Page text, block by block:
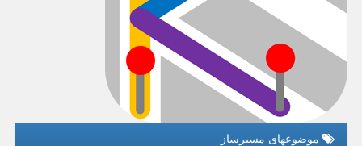
موضوعهای مسیرساز